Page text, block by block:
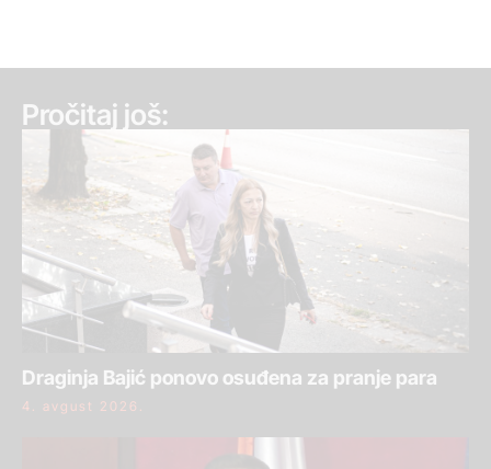
Pročitaj još:
Draginja Bajić ponovo osuđena za pranje para
4. avgust 2026.